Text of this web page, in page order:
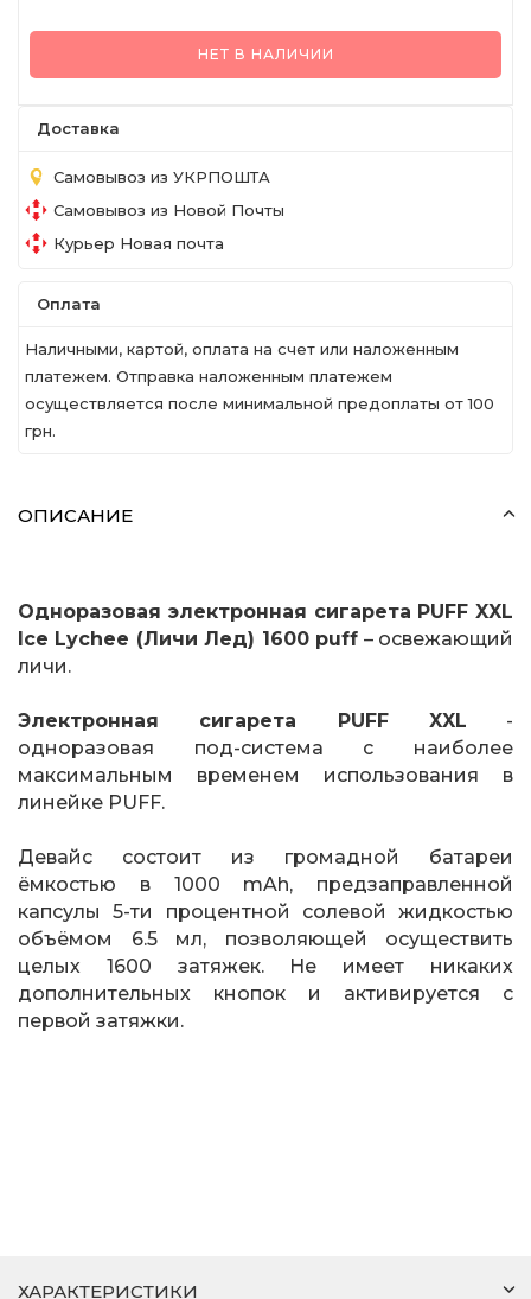
НЕТ В НАЛИЧИИ
Доставка
Самовывоз из УКРПОШТА
Самовывоз из Новой Почты
Курьер Новая почта
Оплата
Наличными, картой, оплата на счет или наложенным
платежем. Отправка наложенным платежем
осуществляется после минимальной предоплаты от 100
грн.
ОПИСАНИЕ
Одноразовая электронная сигарета PUFF XXL
Ice Lychee (Личи Лед) 1600 puff – освежающий
личи.
Электронная сигарета PUFF XXL -
одноразовая под-система с наиболее
максимальным временем использования в
линейке PUFF.
Девайс состоит из громадной батареи
ёмкостью в 1000 mAh, предзаправленной
капсулы 5-ти процентной солевой жидкостью
объёмом 6.5 мл, позволяющей осуществить
целых 1600 затяжек. Не имеет никаких
дополнительных кнопок и активируется с
первой затяжки.
ХАРАКТЕРИСТИКИ